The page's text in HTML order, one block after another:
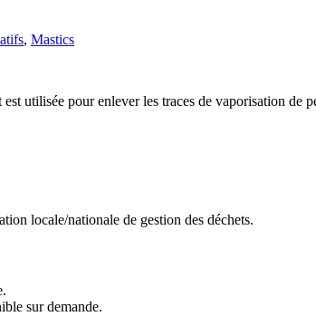
, Mastics
utilisée pour enlever les traces de vaporisation de
locale/nationale de gestion des déchets.
sur demande.